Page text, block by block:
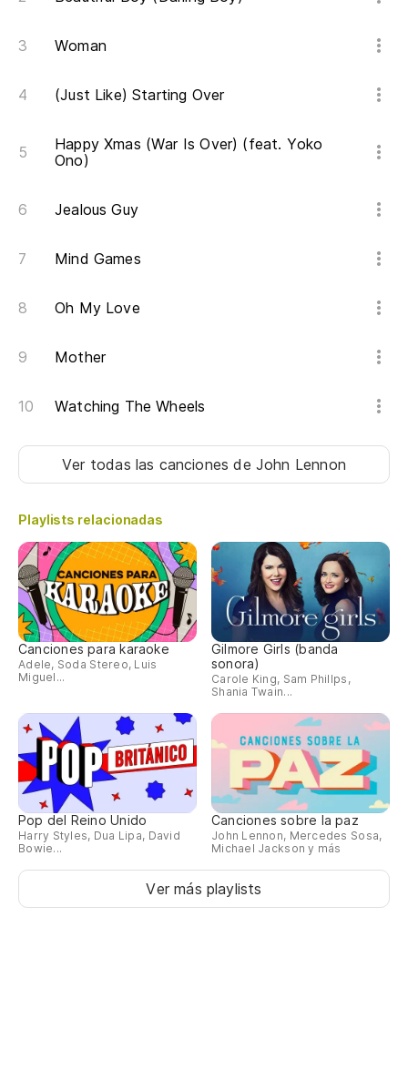
Woman
(Just Like) Starting Over
Happy Xmas (War Is Over) (feat. Yoko
Ono)
Jealous Guy
Mind Games
Oh My Love
Mother
Watching The Wheels
Ver todas las cancionesde John Lennon
Playlists relacionadas
Canciones para karaoke
Adele, Soda Stereo, Luis
Miguel...
Gilmore Girls (banda
sonora)
Carole King, Sam Phillps,
Shania Twain...
Pop del Reino Unido
Harry Styles, Dua Lipa, David
Bowie...
Canciones sobre la paz
John Lennon, Mercedes Sosa,
Michael Jackson y más
Ver más playlists